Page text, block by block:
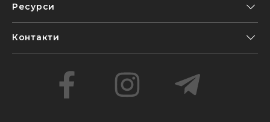
Ресурси
Контакти